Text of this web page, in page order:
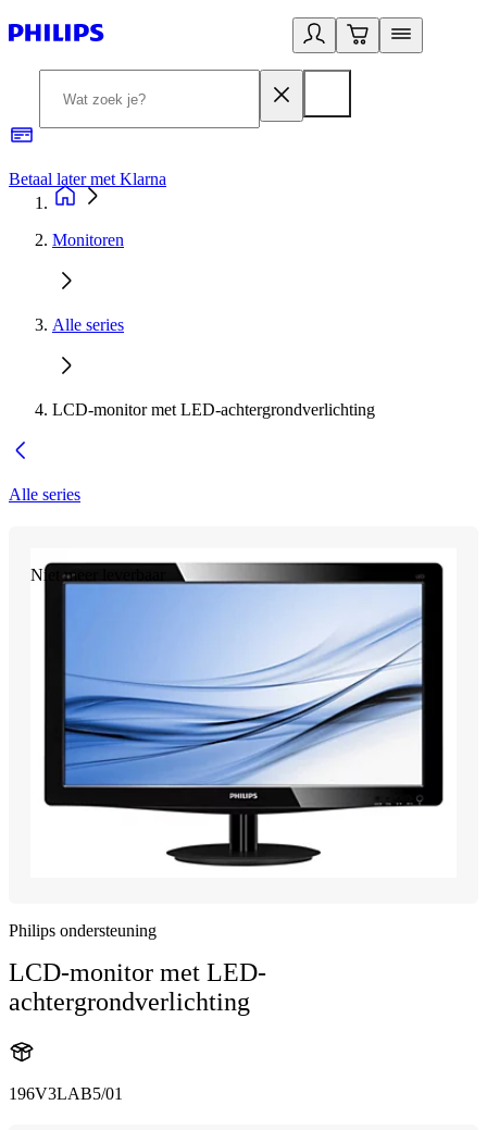
Betaal later met Klarna
Monitoren
Alle series
LCD-monitor met LED-achtergrondverlichting
Alle series
Niet meer leverbaar
Philips ondersteuning
LCD-monitor met LED-
achtergrondverlichting
196V3LAB5/01